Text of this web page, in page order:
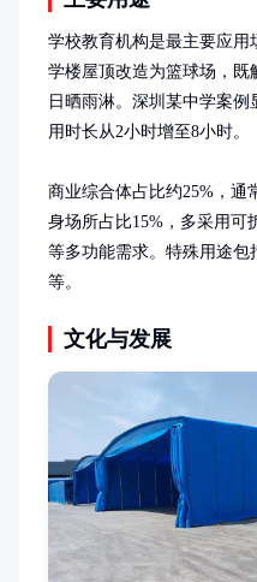
学校教育机构是最主要应用
学楼屋顶改造为篮球场，既
日晒雨淋。深圳某中学案
用时长从2小时增至8小时。
商业综合体占比约25%，通
身场所占比15%，多采用可
等多功能需求。特殊用途包
等。
文化与发展